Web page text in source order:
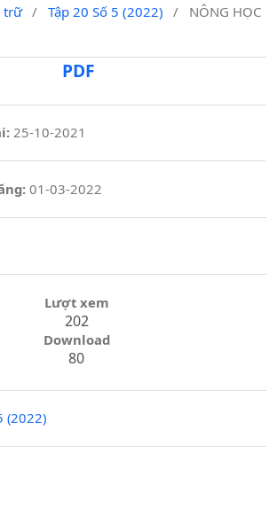
trữ / Tập 20 Số 5 (2022) / NÔNG HỌC
PDF
25-10-2021
01-03-2022
Lượt xem
202
Download
80
(2022)